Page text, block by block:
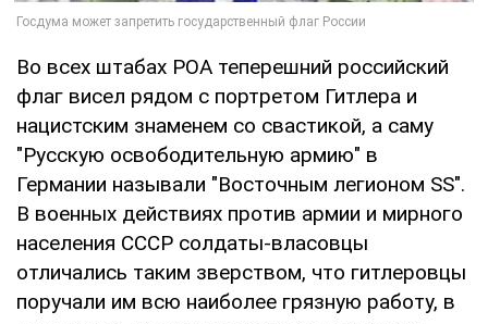
Во всех штабах РОА теперешний российский
флаг висел рядом с портретом Гитлера и
нацистским знаменем со свастикой, а саму
"Русскую освободительную армию" в
Германии называли "Восточным легионом SS".
В военных действиях против армии и мирного
населения СССР солдаты-власовцы
отличались таким зверством, что гитлеровцы
поручали им всю наиболее грязную работу, в